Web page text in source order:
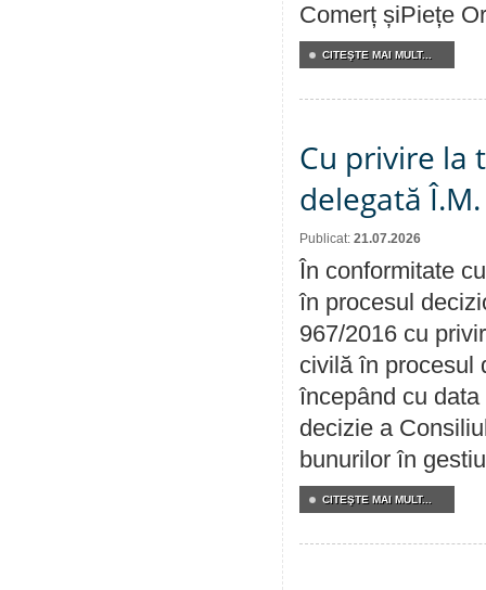
Comerț șiPiețe
CITEŞTE MAI MULT...
Cu privire la
delegată
Publicat: 21.07.2026
În conformitate
în procesul
967/2016 cu
civilă în procesul
începând cu
decizie a
bunurilor în
CITEŞTE MAI MULT...